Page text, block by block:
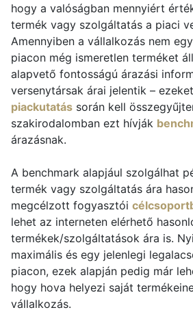
hogy a valóságban mennyiért
termék vagy szolgáltatás a piaci
Amennyiben a vállalkozás nem
piacon még ismeretlen terméket
alapvető fontosságú árazási
versenytársak árai jelentik –
piackutatás során kell
szakirodalomban ezt hívják
árazásnak.
A benchmark alapjául szolgálhat
termék vagy szolgáltatás ára
megcélzott fogyasztói
lehet az interneten elérhető
termékek/szolgáltatások ára is.
maximális és egy jelenlegi
piacon, ezek alapján pedig már
hogy hova helyezi saját
vállalkozás.